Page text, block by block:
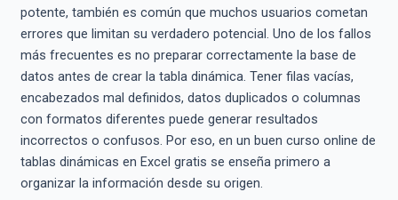
potente, también es común que muchos usuarios cometan
errores que limitan su verdadero potencial. Uno de los fallos
más frecuentes es no preparar correctamente la base de
datos antes de crear la tabla dinámica. Tener filas vacías,
encabezados mal definidos, datos duplicados o columnas
con formatos diferentes puede generar resultados
incorrectos o confusos. Por eso, en un buen curso online de
tablas dinámicas en Excel gratis se enseña primero a
organizar la información desde su origen.